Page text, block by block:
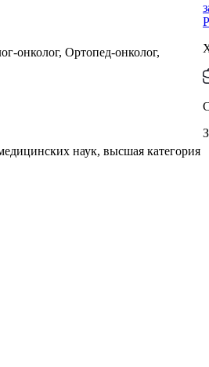
онколог, Ортопед-онколог,
наук, высшая категория